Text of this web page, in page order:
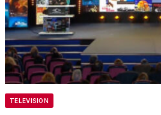
TELEVISION